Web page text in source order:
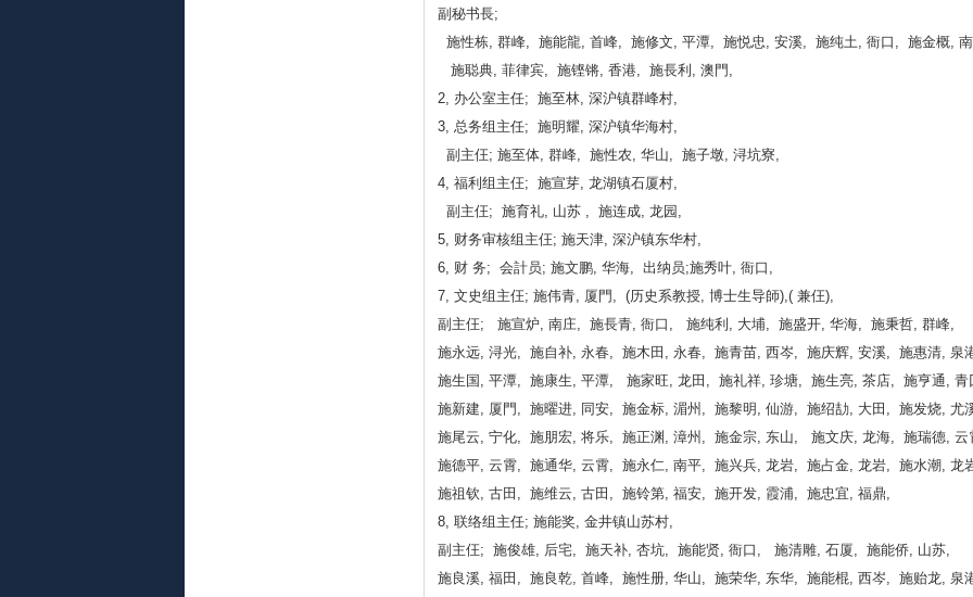
副秘书長;
施性栋, 群峰, 施能龍, 首峰, 施修文, 平潭, 施悦忠, 安溪, 施纯土, 衙口, 施金概,
施聪典, 菲律宾, 施铿锵, 香港, 施長利, 澳門,
2, 办公室主任; 施至林, 深沪镇群峰村,
3, 总务组主任; 施明耀, 深沪镇华海村,
副主仼; 施至体, 群峰, 施性农, 华山, 施子墩, 浔坑寮,
4, 福利组主仼; 施宣芽, 龙湖镇石厦村,
副主仼; 施育礼, 山苏 , 施连成, 龙园,
5, 财务审核组主仼; 施天津, 深沪镇东华村,
6, 财 务; 会計员; 施文鹏, 华海, 出纳员;施秀叶, 衙口,
7, 文史组主仼; 施伟青, 厦門, (历史系教授, 博士生导師),( 兼仼),
副主仼; 施宣炉, 南庄, 施長青, 衙口, 施纯利, 大埔, 施盛开, 华海, 施秉哲, 群峰,
施永远, 浔光, 施自补, 永春, 施木田, 永春, 施青苗, 西岑, 施庆辉, 安溪, 施惠清, 泉
施生国, 平潭, 施康生, 平潭, 施家旺, 龙田, 施礼祥, 珍塘, 施生亮, 茶店, 施亨通, 青
施新建, 厦門, 施曜进, 同安, 施金标, 湄州, 施黎明, 仙游, 施绍劼, 大田, 施发烧, 尤
施尾云, 宁化, 施朋宏, 将乐, 施正渊, 漳州, 施金宗, 东山, 施文庆, 龙海, 施瑞德, 云
施德平, 云霄, 施通华, 云霄, 施永仁, 南平, 施兴兵, 龙岩, 施占金, 龙岩, 施水潮, 龙
施祖钦, 古田, 施维云, 古田, 施铃第, 福安, 施开发, 霞浦, 施忠宜, 福鼎,
8, 联络组主任; 施能奖, 金井镇山苏村,
副主仼; 施俊雄, 后宅, 施天补, 杏坑, 施能贤, 衙口, 施清雕, 石厦, 施能侨, 山苏,
施良溪, 福田, 施良乾, 首峰, 施性册, 华山, 施荣华, 东华, 施能棍, 西岑, 施贻龙, 泉